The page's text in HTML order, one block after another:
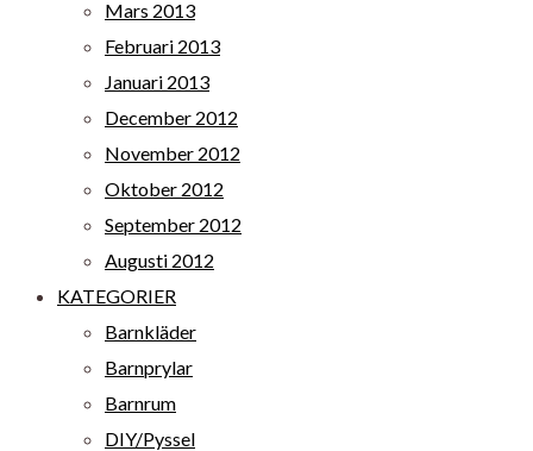
Mars 2013
Februari 2013
Januari 2013
December 2012
November 2012
Oktober 2012
September 2012
Augusti 2012
KATEGORIER
Barnkläder
Barnprylar
Barnrum
DIY/Pyssel